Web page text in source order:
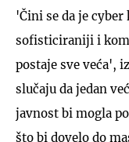
'Čini se da je
sofisticiraniji i
postaje sve veća',
slučaju da jedan
javnost bi mogla
što bi dovelo do